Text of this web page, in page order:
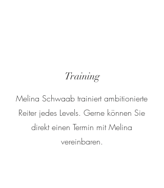
Training
Melina Schwaab trainiert ambitionierte
Reiter jedes Levels. Gerne können Sie
direkt einen Termin mit Melina
vereinbaren.